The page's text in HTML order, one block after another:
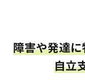
障害や発達
自立